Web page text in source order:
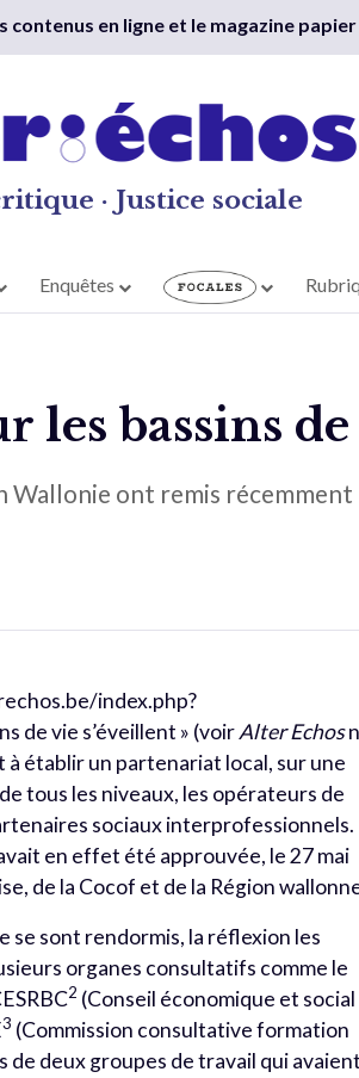
en ligne et le magazine
· Justice sociale
Enquêtes
les bassins
ont remis récemment
index.php?
de vie s’éveillent » (voirAlter Echos
établir un partenariat local, sur une
tous les niveaux, les opérateurs de
sociaux interprofessionnels.
en effet été approuvée, le 27 mai
de la Cocof et de la Région
se sont rendormis, la réflexion les
organes consultatifs comme le
2 (Conseil économique et social
3 (Commission consultative formation
de deux groupes de travail qui